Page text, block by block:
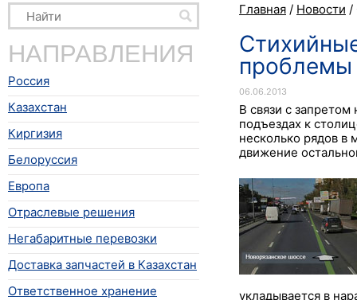
НАПРАВЛЕНИЯ
Россия
Казахстан
Киргизия
Белоруссия
Европа
Отраслевые решения
Негабаритные перевозки
Доставка запчастей в Казахстан
Ответственное хранение
Главная / Новости /
проблемы
06.06.2013
В связи с
подъездах к
несколько рядов в
движение
укладывается в